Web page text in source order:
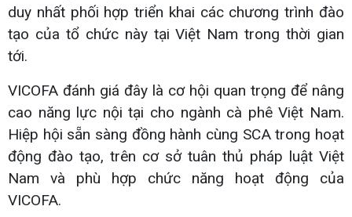
duy nhất phối hợp triển khai các chương trình đào
tạo của tổ chức này tại Việt Nam trong thời gian
tới.
VICOFA đánh giá đây là cơ hội quan trọng để nâng
cao năng lực nội tại cho ngành cà phê Việt Nam.
Hiệp hội sẵn sàng đồng hành cùng SCA trong hoạt
động đào tạo, trên cơ sở tuân thủ pháp luật Việt
Nam và phù hợp chức năng hoạt động của
VICOFA.